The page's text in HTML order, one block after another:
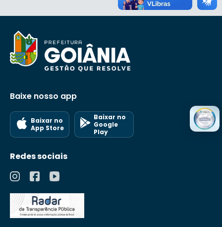
Baixe nosso app
Baixar no
App Store
Baixar no
Google
Play
Redes sociais